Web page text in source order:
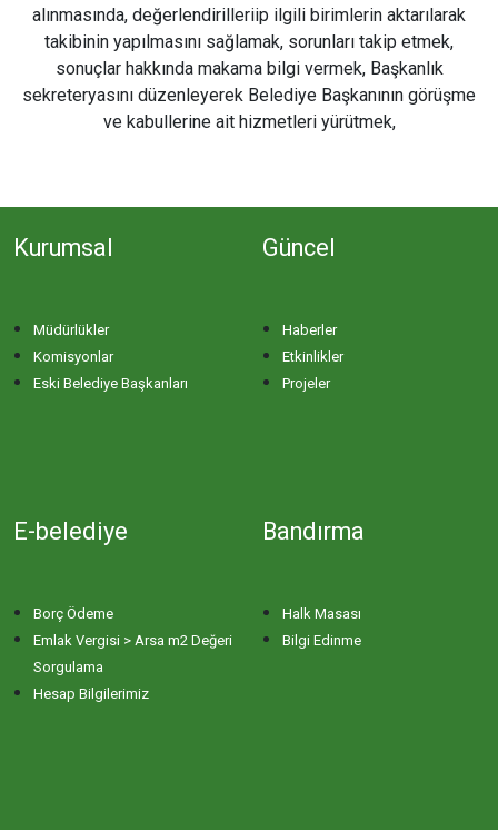
alınmasında, değerlendirilleriip ilgili birimlerin aktarılarak
takibinin yapılmasını sağlamak, sorunları takip etmek,
sonuçlar hakkında makama bilgi vermek, Başkanlık
sekreteryasını düzenleyerek Belediye Başkanının görüşme
ve kabullerine ait hizmetleri yürütmek,
Kurumsal
Müdürlükler
Komisyonlar
Eski Belediye Başkanları
Güncel
Haberler
Etkinlikler
Projeler
E-belediye
Borç Ödeme
Emlak Vergisi > Arsa m2 Değeri
Sorgulama
Hesap Bilgilerimiz
Bandırma
Halk Masası
Bilgi Edinme